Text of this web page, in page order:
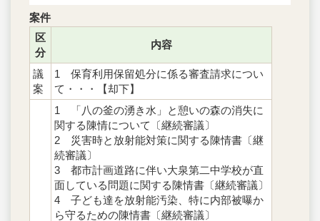
案件
区
分
内容
議
案
1 保育利用保留処分に係る審査請求につい
て・・・【却下】
1 「八の釜の湧き水」と憩いの森の消失に
関する陳情について〔継続審議〕
2 災害時と放射能対策に関する陳情書〔継
続審議〕
3 都市計画道路に伴い大泉第二中学校が直
面している問題に関する陳情書〔継続審議〕
4 子ども達を放射能汚染、特に内部被曝か
ら守るための陳情書〔継続審議〕